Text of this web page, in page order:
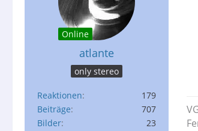
Online
atlante
only stereo
Reaktionen
179
Beiträge
707
Bilder
23